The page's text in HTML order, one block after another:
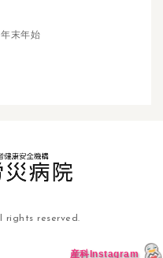
産科Instagram
末年始
rights reserved.